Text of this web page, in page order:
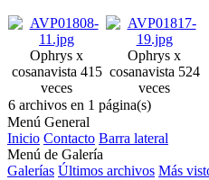
Ophrys x
cosanavista 415
veces
Ophrys x
cosanavista 524
veces
6 archivos en 1 página(s)
Menú General
Inicio Contacto Barra lateral
Menú de Galería
Galerías Últimos archivos Más